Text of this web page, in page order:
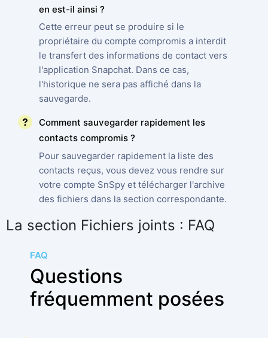
en est-il ainsi ?
Cette erreur peut se produire si le
propriétaire du compte compromis a interdit
le transfert des informations de contact vers
l'application Snapchat. Dans ce cas,
l'historique ne sera pas affiché dans la
sauvegarde.
Comment sauvegarder rapidement les
contacts compromis ?
Pour sauvegarder rapidement la liste des
contacts reçus, vous devez vous rendre sur
votre compte SnSpy et télécharger l'archive
des fichiers dans la section correspondante.
La section Fichiers joints : FAQ
FAQ
Questions
fréquemment posées